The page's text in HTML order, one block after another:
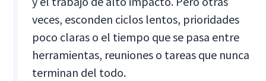
veces, esconden ciclos lentos, prioridades
poco claras o el tiempo que se pasa entre
herramientas, reuniones o tareas que nunca
terminan del todo.